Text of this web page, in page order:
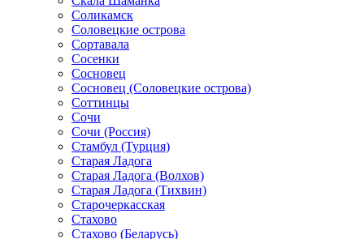
Соликамск
Соловецкие острова
Сортавала
Сосенки
Сосновец
Сосновец (Соловецкие острова)
Соттинцы
Сочи
Сочи (Россия)
Стамбул (Турция)
Старая Ладога
Старая Ладога (Волхов)
Старая Ладога (Тихвин)
Старочеркасская
Стахово
Стахово (Беларусь)